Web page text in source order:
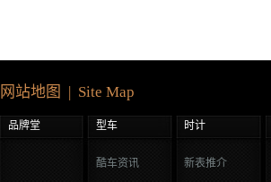
网站地图 | Site Map
品牌堂 型车 时计
酷车资讯 新表推介